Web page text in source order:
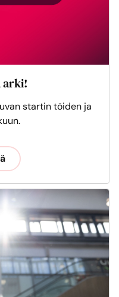
arki!
startin töiden ja